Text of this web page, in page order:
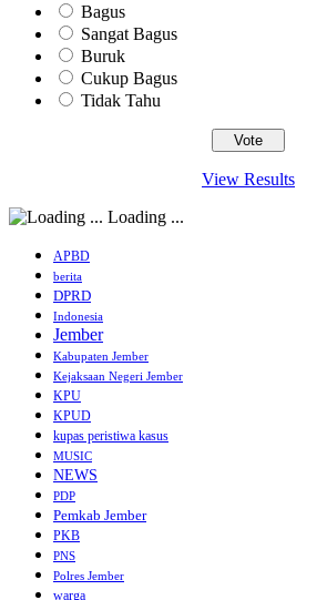
Bagus
Sangat Bagus
Buruk
Cukup Bagus
Tidak Tahu
View Results
Loading ...
APBD
berita
DPRD
Indonesia
Jember
Kabupaten Jember
Kejaksaan Negeri Jember
KPU
KPUD
kupas peristiwa kasus
MUSIC
NEWS
PDP
Pemkab Jember
PKB
PNS
Polres Jember
warga